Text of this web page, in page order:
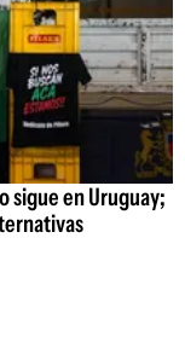
sigue en Uruguay;